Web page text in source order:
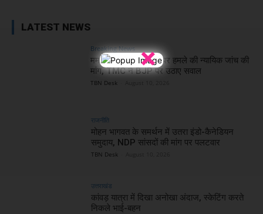
×
LATEST NEWS
Breaking News
ममता बनर्जी के काफिले पर हमले की न्यायिक जांच की
मांग, TMC ने BJP पर उठाए सवाल
TBN Desk
राजनीति
मोहन भागवत के समर्थन में उतरा इंडो-कैनेडियन
समुदाय, NDP सांसदों की मांग पर पलटवार
TBN Desk
उत्तराखंड
कांवड़ यात्रा में दिखा अनोखा अंदाज, स्केटिंग करते
निकले भाई-बहन